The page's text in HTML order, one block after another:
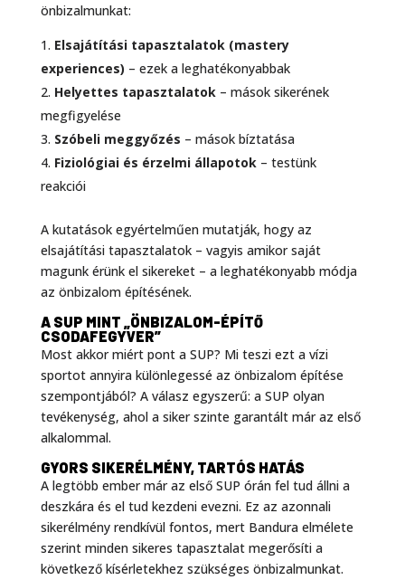
önbizalmunkat:
Elsajátítási tapasztalatok (mastery
experiences) – ezek a leghatékonyabbak
Helyettes tapasztalatok– mások sikerének
megfigyelése
Szóbeli meggyőzés – mások bíztatása
Fiziológiai és érzelmi állapotok– testünk
reakciói
A kutatások egyértelműen mutatják, hogy az
elsajátítási tapasztalatok – vagyis amikor saját
magunk érünk el sikereket – a leghatékonyabb módja
az önbizalom építésének.
A SUP MINT „ÖNBIZALOM-ÉPÍTŐ
CSODAFEGYVER”
Most akkor miért pont a SUP? Mi teszi ezt a vízi
sportot annyira különlegessé az önbizalom építése
szempontjából? A válasz egyszerű: a SUP olyan
tevékenység, ahol a siker szinte garantált már az első
alkalommal.
GYORS SIKERÉLMÉNY, TARTÓS HATÁS
A legtöbb ember már az első SUP órán fel tud állni a
deszkára és el tud kezdeni evezni. Ez az azonnali
sikerélmény rendkívül fontos, mert Bandura elmélete
szerint minden sikeres tapasztalat megerősíti a
következő kísérletekhez szükséges önbizalmunkat.